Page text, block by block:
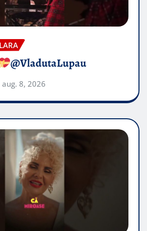
@VladutaLupau
aug. 8, 2026